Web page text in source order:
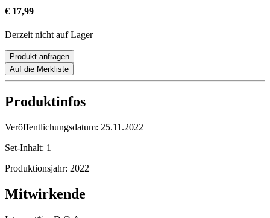
€ 17,99
Derzeit nicht auf Lager
Produkt anfragen
Auf die Merkliste
Produktinfos
Veröffentlichungsdatum: 25.11.2022
Set-Inhalt: 1
Produktionsjahr: 2022
Mitwirkende